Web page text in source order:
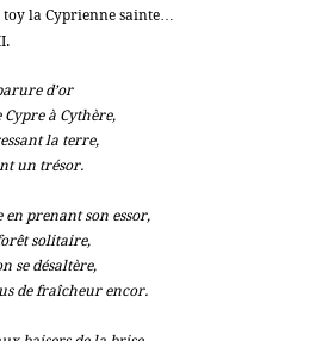
toy la Cyprienne sainte…
d’or
Cypre à Cythère,
la terre,
un trésor.
en prenant son essor,
solitaire,
se désaltère,
de fraîcheur encor.